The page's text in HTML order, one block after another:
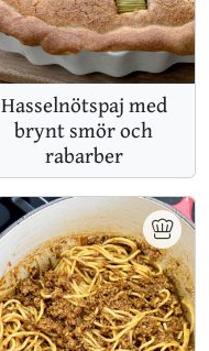
Hasselnötspaj med
brynt smör och
rabarber